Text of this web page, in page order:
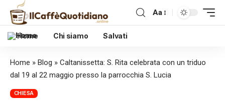
Aa
Home Chi siamo Salvati
Home » Blog » Caltanissetta: S. Rita celebrata con un triduo
dal 19 al 22 maggio presso la parrocchia S. Lucia
CHIESA